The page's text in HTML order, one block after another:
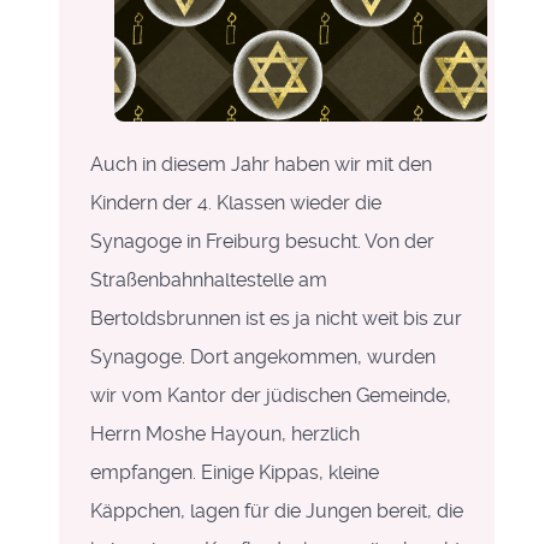
Auch in diesem Jahr haben wir mit den
Kindern der 4. Klassen wieder die
Synagoge in Freiburg besucht. Von der
Straßenbahnhaltestelle am
Bertoldsbrunnen ist es ja nicht weit bis zur
Synagoge. Dort angekommen, wurden
wir vom Kantor der jüdischen Gemeinde,
Herrn Moshe Hayoun, herzlich
empfangen. Einige Kippas, kleine
Käppchen, lagen für die Jungen bereit, die